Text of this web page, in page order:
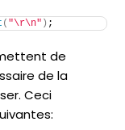
( "\r\n" ) ;
de
de la
Ceci